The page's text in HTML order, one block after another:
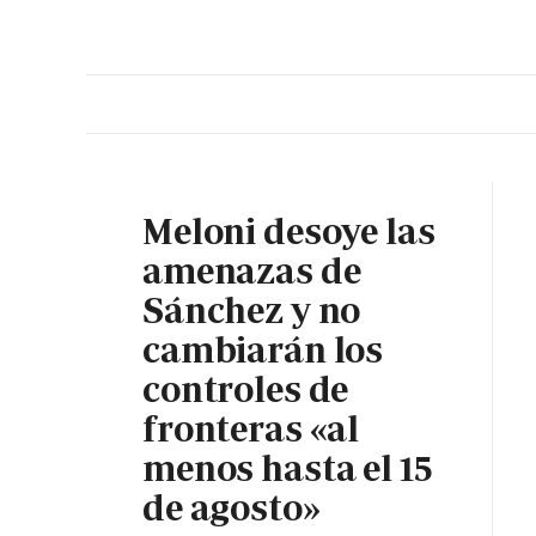
Meloni desoye las
amenazas de
Sánchez y no
cambiarán los
controles de
fronteras «al
menos hasta el 15
de agosto»